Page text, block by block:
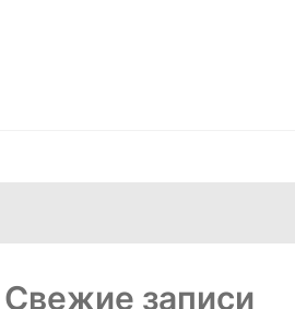
Свежие записи